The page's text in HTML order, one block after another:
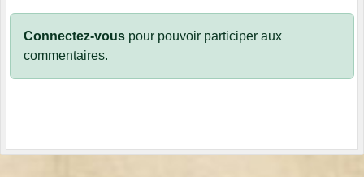
Connectez-vous pour pouvoir participer aux
commentaires.